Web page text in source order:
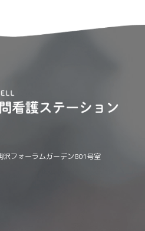
フォーラムガーデン801号室